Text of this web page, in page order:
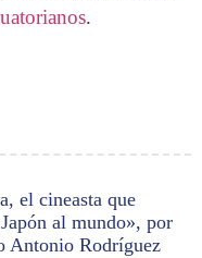
el cineasta que
al mundo», por
Antonio Rodríguez
.